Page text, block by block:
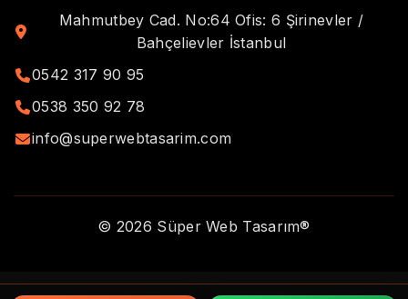
Mahmutbey Cad. No:64 Ofis: 6 Şirinevler /
Bahçelievler İstanbul
0542 317 90 95
0538 350 92 78
info@superwebtasarim.com
© 2026 Süper Web Tasarım®